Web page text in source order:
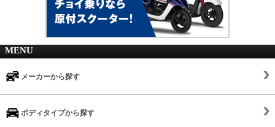
MENU
メーカーから探す
ボディタイプから探す